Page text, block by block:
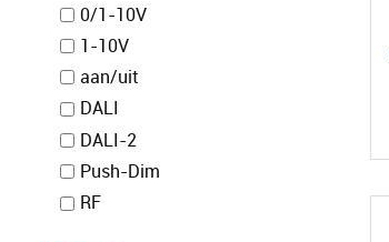
0/1-10V
1-10V
aan/uit
DALI
DALI-2
Push-Dim
RF